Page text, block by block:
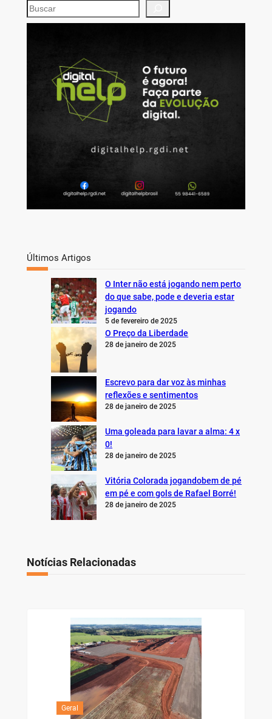
S
e
Últimos Artigos
O Inter não está jogando nem perto
do que sabe, pode e deveria estar
jogando
5 de fevereiro de 2025
O Preço da Liberdade
28 de janeiro de 2025
Escrevo para dar voz às minhas
reflexões e sentimentos
28 de janeiro de 2025
Uma goleada para lavar a alma: 4 x
0!
28 de janeiro de 2025
Vitória Colorada jogandobem de pé
em pé e com gols de Rafael Borré!
28 de janeiro de 2025
Notícias Relacionadas
Geral